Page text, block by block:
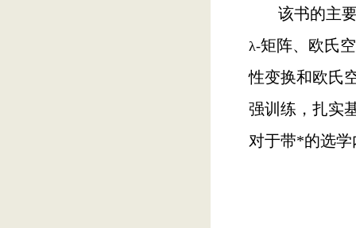
该书的主
λ-矩阵、欧氏
性变换和欧氏
强训练，扎实
对于带*的选